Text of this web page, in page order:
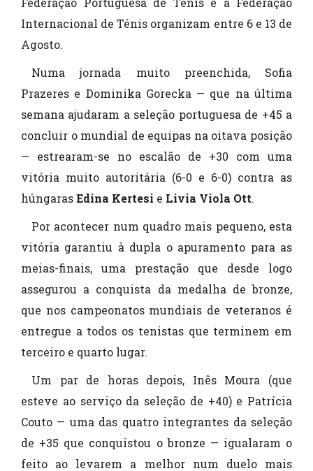
Internacional de Ténis organizam entre 6 e 13 de
Agosto.
Numa jornada muito preenchida, Sofia
Prazeres e Dominika Gorecka — que na última
semana ajudaram a seleção portuguesa de +45 a
concluir o mundial de equipas na oitava posição
— estrearam-se no escalão de +30 com uma
vitória muito autoritária (6-0 e 6-0) contra as
húngarasEdina Kertesi e Livia Viola Ott.
Por acontecer num quadro mais pequeno, esta
vitória garantiu à dupla o apuramento para as
meias-finais, uma prestação que desde logo
assegurou a conquista da medalha de bronze,
que nos campeonatos mundiais de veteranos é
entregue a todos os tenistas que terminem em
terceiro e quarto lugar.
Um par de horas depois, Inês Moura (que
esteve ao serviço da seleção de +40) e Patrícia
Couto — uma das quatro integrantes da seleção
de +35 que conquistou o bronze — igualaram o
feito ao levarem a melhor num duelo mais